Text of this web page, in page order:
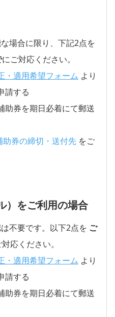
場合に限り、下記2点を
にご対応ください。
・適用希望フォーム より
請する
助券を期日必着にて郵送
助券の締切・送付先 をご
）をご利用の場合
不要です。以下2点を ご
応ください。
・適用希望フォーム より
請する
助券を期日必着にて郵送